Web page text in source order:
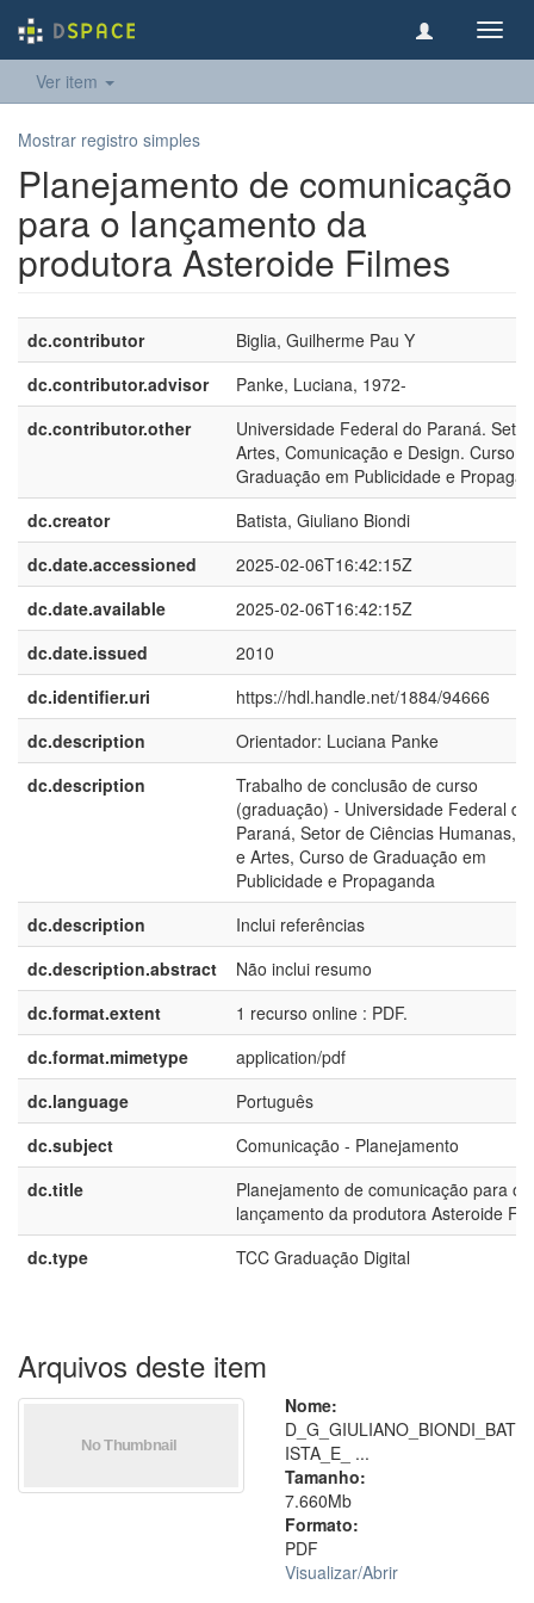
Ver item
Mostrar registro simples
Planejamento de comunicação
para o lançamento da
produtora Asteroide Filmes
dc.contributor
Biglia, Guilherme Pau Y
dc.contributor.advisor
Panke, Luciana, 1972-
dc.contributor.other
Universidade Federal do Paraná.
Artes, Comunicação e Design. Curso
Graduação em Publicidade e
dc.creator
Batista, Giuliano Biondi
dc.date.accessioned
2025-02-06T16:42:15Z
dc.date.available
2025-02-06T16:42:15Z
dc.date.issued
2010
dc.identifier.uri
https://hdl.handle.net/1884/94666
dc.description
Orientador: Luciana Panke
dc.description
Trabalho de conclusão de curso
(graduação) - Universidade Federal do
Paraná, Setor de Ciências Humanas,
e Artes, Curso de Graduação em
Publicidade e Propaganda
dc.description
Inclui referências
dc.description.abstract
Não inclui resumo
dc.format.extent
1 recurso online : PDF.
dc.format.mimetype
application/pdf
dc.language
Português
dc.subject
Comunicação - Planejamento
dc.title
Planejamento de comunicação para o
lançamento da produtora Asteroide
dc.type
TCC Graduação Digital
Arquivos deste item
Nome:
D_G_GIULIANO_BIONDI_BAT
ISTA_E_ ...
Tamanho:
7.660Mb
Formato:
PDF
Visualizar/Abrir